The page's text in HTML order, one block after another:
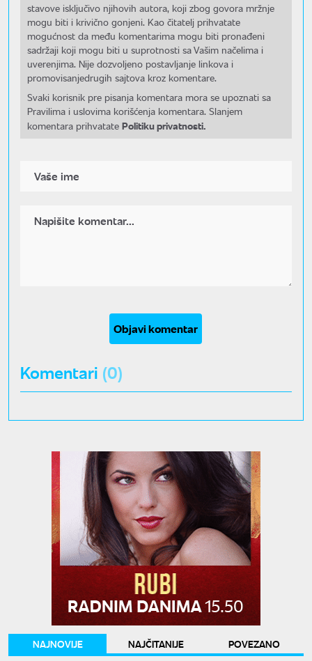
stavove isključivo njihovih autora, koji zbog govora mržnje
mogu biti i krivično gonjeni. Kao čitatelj prihvatate
mogućnost da među komentarima mogu biti pronađeni
sadržaji koji mogu biti u suprotnosti sa Vašim načelima i
uverenjima. Nije dozvoljeno postavljanje linkova i
promovisanjedrugih sajtova kroz komentare.
Svaki korisnik pre pisanja komentara mora se upoznati sa
Pravilima i uslovima korišćenja komentara. Slanjem
komentara prihvatate Politiku privatnosti.
Objavi komentar
Komentari (0)
NAJNOVIJE NAJČITANIJE
POVEZANO